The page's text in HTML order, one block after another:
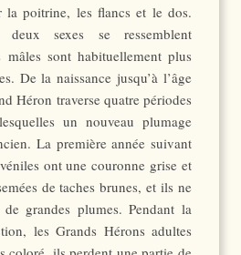
la poitrine, les flancs et le dos.
sexes se ressemblent
mâles sont habituellement plus
De la naissance jusqu’à l’âge
Héron traverse quatre périodes
un nouveau plumage
La première année suivant
ont une couronne grise et
de taches brunes, et ils ne
grandes plumes. Pendant la
les Grands Hérons adultes